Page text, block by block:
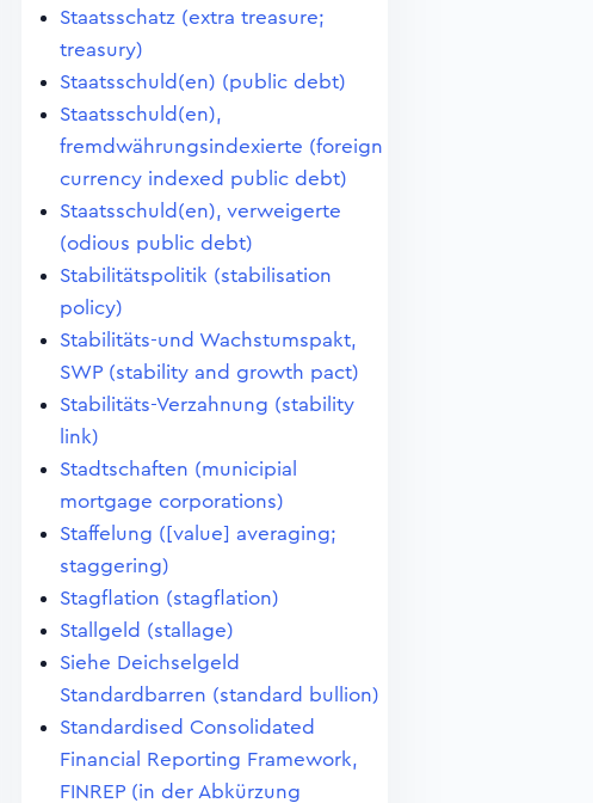
Staatsschatz (extra treasure;
treasury)
Staatsschuld(en) (public debt)
Staatsschuld(en),
fremdwährungsindexierte (foreign
currency indexed public debt)
Staatsschuld(en), verweigerte
(odious public debt)
Stabilitätspolitik (stabilisation
policy)
Stabilitäts-und Wachstumspakt,
SWP (stability and growth pact)
Stabilitäts-Verzahnung (stability
link)
Stadtschaften (municipial
mortgage corporations)
Staffelung ([value] averaging;
staggering)
Stagflation (stagflation)
Stallgeld (stallage)
Siehe Deichselgeld
Standardbarren (standard bullion)
Standardised Consolidated
Financial Reporting Framework,
FINREP (in der Abkürzung